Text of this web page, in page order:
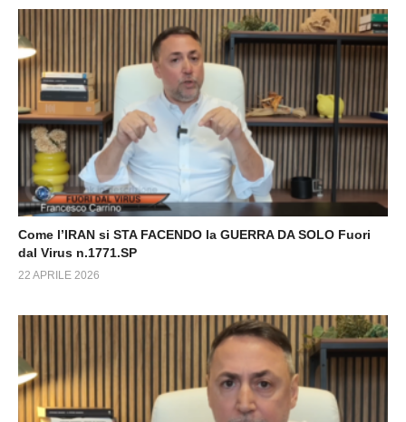
Come l’IRAN si STA FACENDO la GUERRA DA SOLO Fuori
dal Virus n.1771.SP
22 APRILE 2026